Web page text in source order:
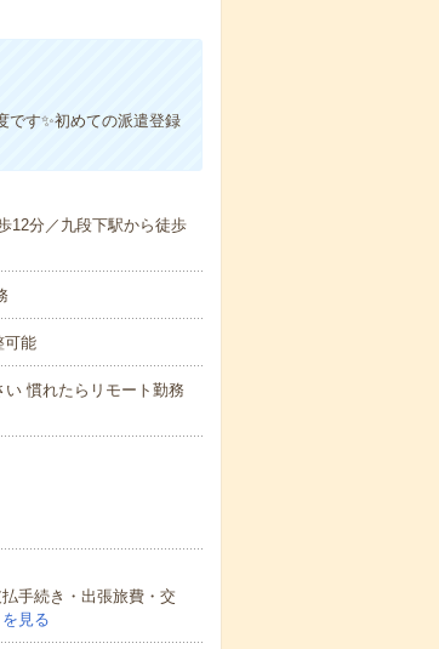
です✨初めての派遣登録
12分／九段下駅から徒歩
可能
慣れたらリモート勤務
手続き・出張旅費・交
見る